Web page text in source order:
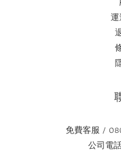
免費客服 /
公司電